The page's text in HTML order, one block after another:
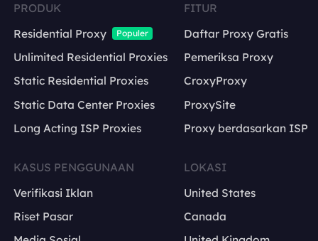
PRODUK
Residential Proxy
Populer
Unlimited Residential Proxies
Static Residential Proxies
Static Data Center Proxies
Long Acting ISP Proxies
FITUR
Daftar Proxy Gratis
Pemeriksa Proxy
CroxyProxy
ProxySite
Proxy berdasarkan ISP
KASUS PENGGUNAAN
Verifikasi Iklan
Riset Pasar
LOKASI
United States
Canada